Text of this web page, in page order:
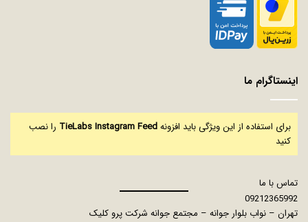
اینستاگرام ما
برای استفاده از این ویژگی باید افزونهTieLabs Instagram Feed را نصب
کنید
تماس با ما
09212365992
تهران – نواب بلوار جوانه – مجتمع جوانه شرکت پرو کلیک